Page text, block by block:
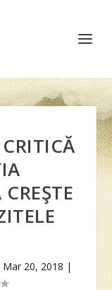
Mar 20, 2018 |